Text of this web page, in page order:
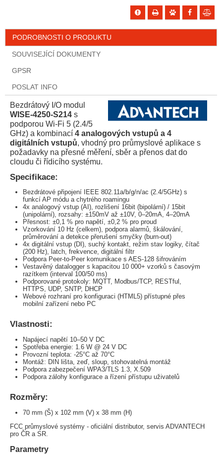
PODROBNOSTI O PRODUKTU
SOUVISEJÍCÍ DOKUMENTY
GPSR
POSLAT INFO
Bezdrátový I/O modul
WISE-4250-S214 s
podporou Wi-Fi 5 (2.4/5
GHz) a kombinací 4 analogových vstupů a 4
digitálních vstupů, vhodný pro průmyslové aplikace s
požadavky na přesné měření, sběr a přenos dat do
cloudu či řídicího systému.
Specifikace:
Bezdrátové připojení IEEE 802.11a/b/g/n/ac (2.4/5GHz) s
funkcí AP módu a chytrého roamingu
4x analogový vstup (AI), rozlišení 16bit (bipolární) / 15bit
(unipolární), rozsahy: ±150mV až ±10V, 0–20mA, 4–20mA
Přesnost: ±0,1 % pro napětí, ±0,2 % pro proud
Vzorkování 10 Hz (celkem), podpora alarmů, škálování,
průměrování a detekce přerušení smyčky (burn-out)
4x digitální vstup (DI), suchý kontakt, režim stav logiky, čítač
(200 Hz), latch, frekvence, digitální filtr
Podpora Peer-to-Peer komunikace s AES-128 šifrováním
Vestavěný datalogger s kapacitou 10 000+ vzorků s časovým
razítkem (interval 100/50 ms)
Podporované protokoly: MQTT, Modbus/TCP, RESTful,
HTTPS, UDP, SNTP, DHCP
Webové rozhraní pro konfiguraci (HTML5) přístupné přes
mobilní zařízení nebo PC
Vlastnosti:
Napájecí napětí 10–50 V DC
Spotřeba energie: 1.6 W @ 24 V DC
Provozní teplota: -25°C až 70°C
Montáž: DIN lišta, zeď, sloup, stohovatelná montáž
Podpora zabezpečení WPA3/TLS 1.3, X.509
Podpora zálohy konfigurace a řízení přístupu uživatelů
Rozměry:
70 mm (Š) x 102 mm (V) x 38 mm (H)
FCC průmyslové systémy - oficiální distributor, servis ADVANTECH
pro ČR a SR.
Parametry